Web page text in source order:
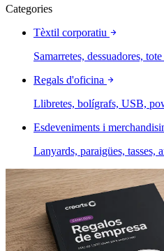
Categories
Tèxtil corporatiu
Samarretes, dessuadores,
Regals d'oficina
Llibretes, bolígrafs, USB,
Esdeveniments i
Lanyards, paraigües, tasses,